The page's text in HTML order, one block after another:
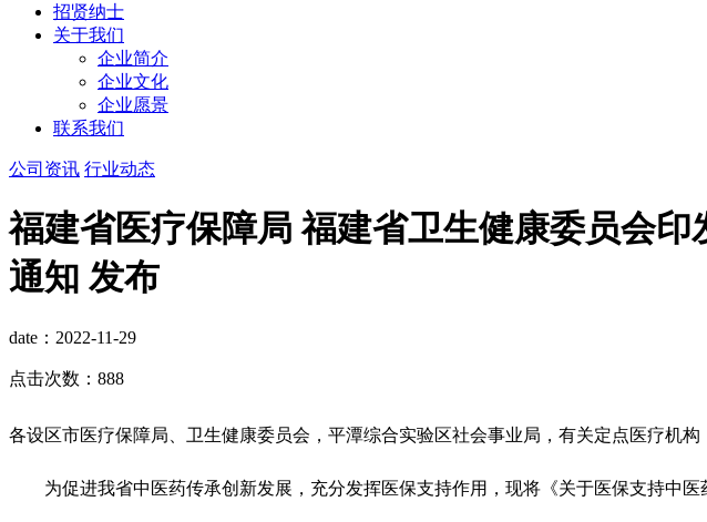
招贤纳士
关于我们
企业简介
企业文化
企业愿景
联系我们
公司资讯 行业动态
福建省医疗保障局 福建省卫生健康委员会
通知 发布
date：2022-11-29
点击次数：888
各设区市医疗保障局、卫生健康委员会，平潭综合实验区社会事业局，有关定点医疗机构
为促进我省中医药传承创新发展，充分发挥医保支持作用，现将《关于医保支持中医